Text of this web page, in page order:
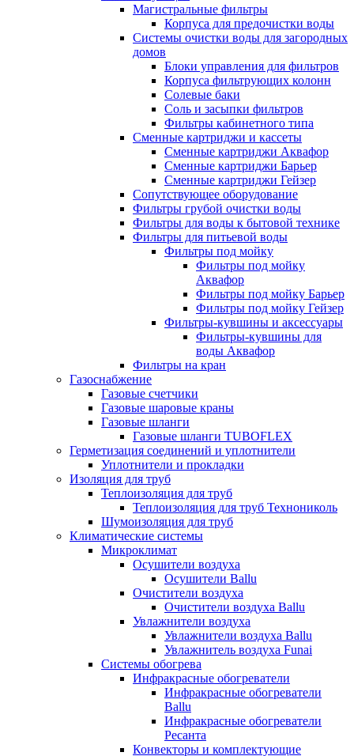
Магистральные фильтры
Корпуса для предочистки воды
Системы очистки воды для загородных
домов
Блоки управления для фильтров
Корпуса фильтрующих колонн
Солевые баки
Соль и засыпки фильтров
Фильтры кабинетного типа
Сменные картриджи и кассеты
Сменные картриджи Аквафор
Сменные картриджи Барьер
Сменные картриджи Гейзер
Сопутствующее оборудование
Фильтры грубой очистки воды
Фильтры для воды к бытовой технике
Фильтры для питьевой воды
Фильтры под мойку
Фильтры под мойку
Аквафор
Фильтры под мойку Барьер
Фильтры под мойку Гейзер
Фильтры-кувшины и аксессуары
Фильтры-кувшины для
воды Аквафор
Фильтры на кран
Газоснабжение
Газовые счетчики
Газовые шаровые краны
Газовые шланги
Газовые шланги TUBOFLEX
Герметизация соединений и уплотнители
Уплотнители и прокладки
Изоляция для труб
Теплоизоляция для труб
Теплоизоляция для труб Технониколь
Шумоизоляция для труб
Климатические системы
Микроклимат
Осушители воздуха
Осушители Ballu
Очистители воздуха
Очистители воздуха Ballu
Увлажнители воздуха
Увлажнители воздуха Ballu
Увлажнитель воздуха Funai
Системы обогрева
Инфракрасные обогреватели
Инфракрасные обогреватели
Ballu
Инфракрасные обогреватели
Ресанта
Конвекторы и комплектующие